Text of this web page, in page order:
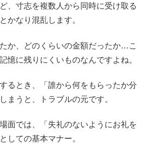
、寸志を複数人から同時に受け取る
かなり混乱します。
か、どのくらいの金額だったか…こ
憶に残りにくいものなんですよね。
るとき、「誰から何をもらったか分
まうと、トラブルの元です。
面では、「失礼のないようにお礼を
しての基本マナー。